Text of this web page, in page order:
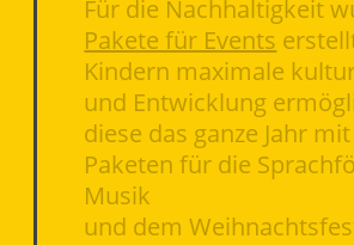
Für die Nachhaltigkeit
Pakete für Events
Kindern maximale
und Entwicklung
diese das ganze Jahr
Paketen für die
Musik
und dem